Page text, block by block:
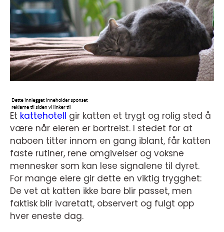
Et kattehotell gir katten et trygt og rolig sted å
være når eieren er bortreist. I stedet for at
naboen titter innom en gang iblant, får katten
faste rutiner, rene omgivelser og voksne
mennesker som kan lese signalene til dyret.
For mange eiere gir dette en viktig trygghet:
De vet at katten ikke bare blir passet, men
faktisk blir ivaretatt, observert og fulgt opp
hver eneste dag.